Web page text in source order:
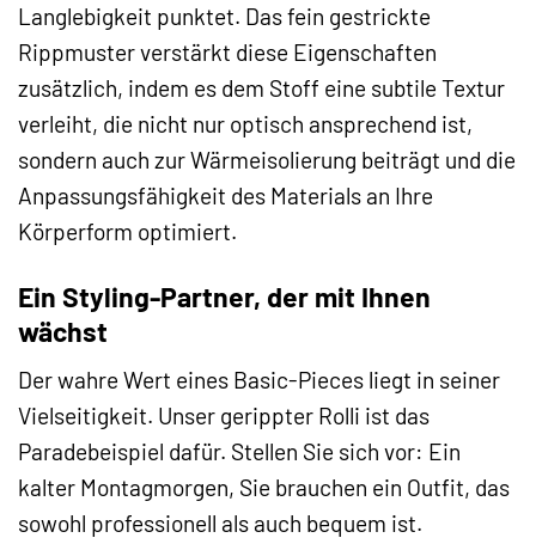
Langlebigkeit punktet. Das fein gestrickte
Rippmuster verstärkt diese Eigenschaften
zusätzlich, indem es dem Stoff eine subtile Textur
verleiht, die nicht nur optisch ansprechend ist,
sondern auch zur Wärmeisolierung beiträgt und die
Anpassungsfähigkeit des Materials an Ihre
Körperform optimiert.
Ein Styling-Partner, der mit Ihnen
wächst
Der wahre Wert eines Basic-Pieces liegt in seiner
Vielseitigkeit. Unser gerippter Rolli ist das
Paradebeispiel dafür. Stellen Sie sich vor: Ein
kalter Montagmorgen, Sie brauchen ein Outfit, das
sowohl professionell als auch bequem ist.